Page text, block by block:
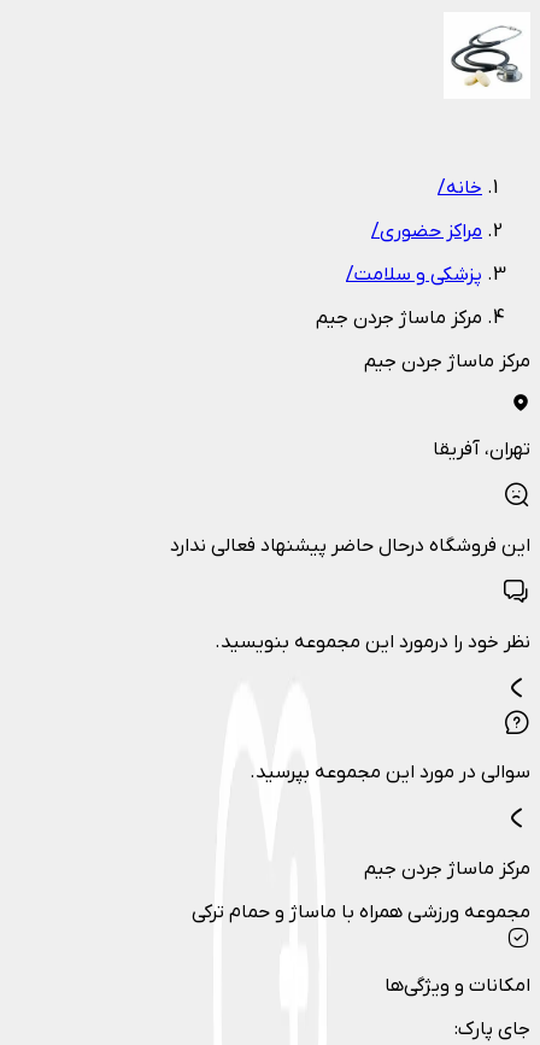
خانه/
مراکز حضوری/
پزشکی و سلامت/
مرکز ماساژ جردن جیم
مرکز ماساژ جردن جیم
تهران، آفریقا
این فروشگاه درحال حاضر پیشنهاد فعالی ندارد
نظر خود را درمورد این مجموعه بنویسید.
سوالی در مورد این مجموعه بپرسید.
مرکز ماساژ جردن جیم
مجموعه ورزشی همراه با ماساژ و حمام ترکی
امکانات و ویژگی‌ها
جای پارک: